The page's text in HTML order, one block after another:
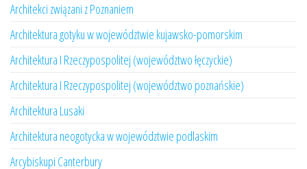
Architekci związani z Poznaniem
Architektura gotyku w województwie kujawsko-pomorskim
Architektura I Rzeczypospolitej (województwo łęczyckie)
Architektura I Rzeczypospolitej (województwo poznańskie)
Architektura Lusaki
Architektura neogotycka w województwie podlaskim
Arcybiskupi Canterbury